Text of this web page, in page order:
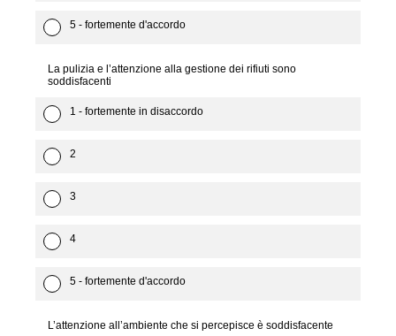
5 - fortemente d'accordo
La pulizia e l’attenzione alla gestione dei rifiuti sono
soddisfacenti
1 - fortemente in disaccordo
2
3
4
5 - fortemente d'accordo
L’attenzione all’ambiente che si percepisce è soddisfacente